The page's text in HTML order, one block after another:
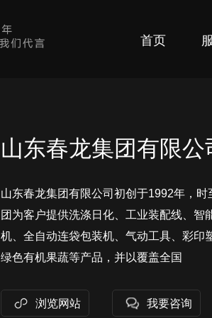
首页
山东春龙集团有限公
山东春龙集团有限公司初创于1992年，时
团为客户提供洗涤日化、工业装配线、智
机、全自动连袋包装机、气动工具、彩印
绿色有机果蔬等产品，并以覆盖全国
浏览网站 我要咨询